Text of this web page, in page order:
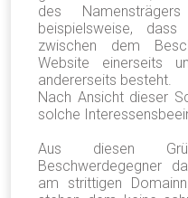
des
beispielsweise, dass
zwischen dem
Website einerseits
andererseits besteht.
Nach Ansicht dieser
solche
Aus diesen
Beschwerdegegner
am strittigen